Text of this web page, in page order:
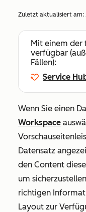
Zuletzt aktualisiert am:
Mit einem der
verfügbar
Fällen):
Service
Wenn Sie einen
Workspace
Datensatz
den Content
um
richtigen
Layout zur